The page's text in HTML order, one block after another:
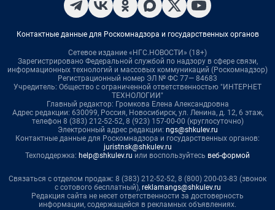
Контактные данные для Роскомнадзора и государственных органов
Сетевое издание «НГС.НОВОСТИ» (18+)
Зарегистрировано Федеральной службой по надзору в сфере связи,
информационных технологий и массовых коммуникаций (Роскомнадзор)
Регистрационный номер ЭЛ № ФС 77— 84683
Учредитель: Общество с ограниченной ответственностью "ИНТЕРНЕТ
ТЕХНОЛОГИИ"
Главный редактор: Громкова Елена Александровна
Адрес редакции: 630099, Россия, Новосибирск, ул. Ленина, д. 12, 6 этаж,
телефон 8 (383) 212-52-52, 8 (923) 157-00-00 (круглосуточно)
Электронный адрес редакции: ngs@shkulev.ru
Контактные данные для Роскомнадзора и государственных органов:
juristnsk@shkulev.ru
Техподдержка: help@shkulev.ru или воспользуйтесь веб-формой
Связаться с отделом продаж: 8 (383) 212-52-52, 8 (800) 200-03-83 (звонок
с сотового бесплатный), reklamangs@shkulev.ru
Редакция сайта не несет ответственности за достоверность
информации, содержащейся в рекламных объявлениях.